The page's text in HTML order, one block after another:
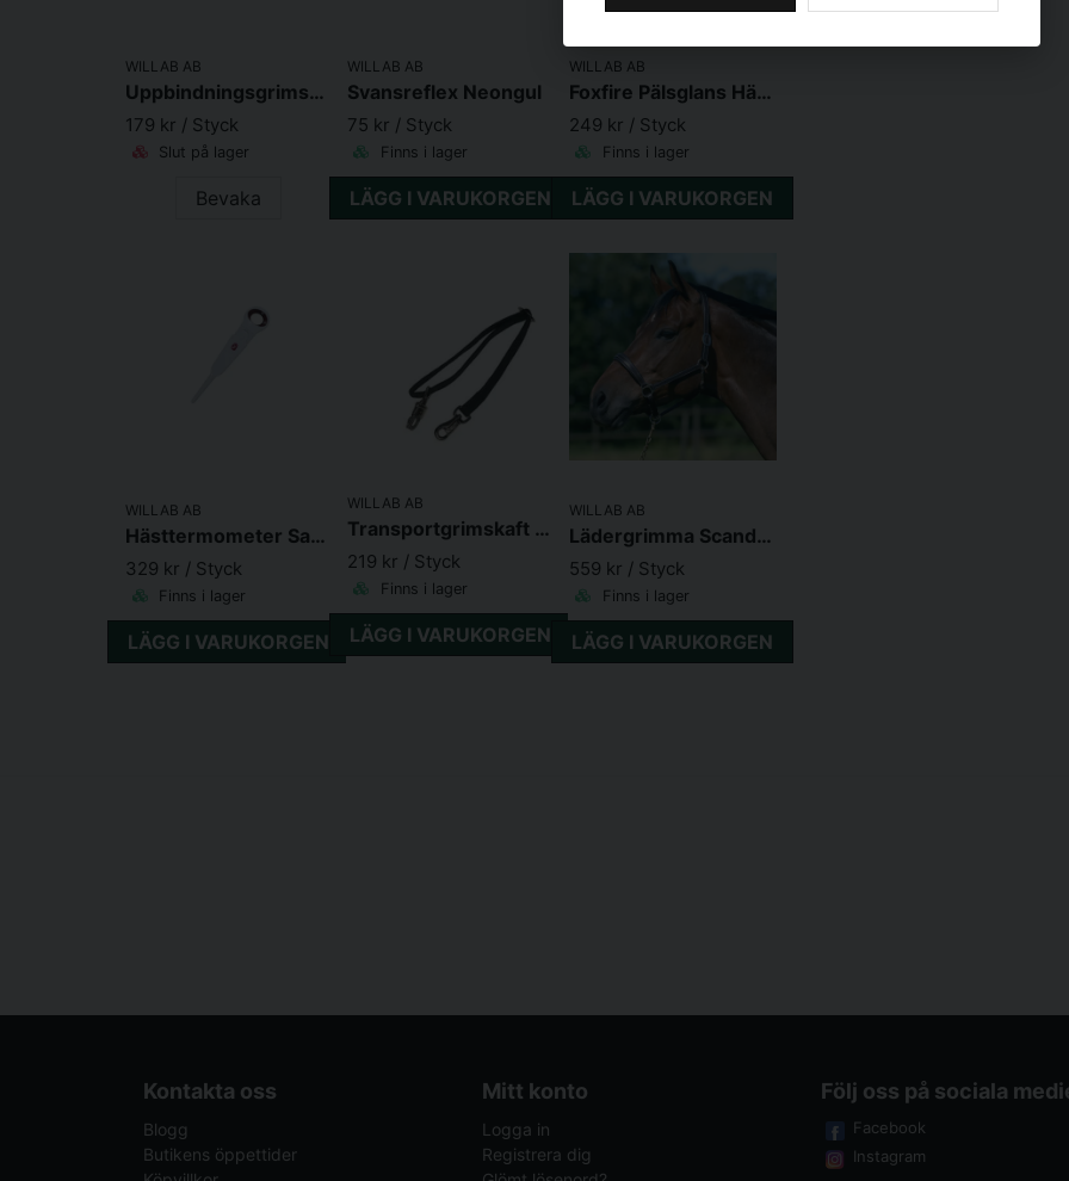
WILLAB AB
Uppbindningsgrimskaft Flexibel Blå 3-150cm
179 kr / Styck
Slut på lager
Bevaka
WILLAB AB
Svansreflex Neongul
75 kr / Styck
Finns i lager
LÄGG I VARUKORGEN
WILLAB AB
Foxfire Pälsglans Häst 1000ml
249 kr / Styck
Finns i lager
LÄGG I VARUKORGEN
WILLAB AB
Hästtermometer SafeHorse
329 kr / Styck
Finns i lager
LÄGG I VARUKORGEN
WILLAB AB
Transportgrimskaft Reglerbart m. panikhake Svart
219 kr / Styck
Finns i lager
LÄGG I VARUKORGEN
WILLAB AB
Lädergrimma Scandi Brun Cob
559 kr / Styck
Finns i lager
LÄGG I VARUKORGEN
Kontakta oss
Blogg
Butikens öppettider
Mitt konto
Logga in
Registrera dig
Följ oss på sociala
Facebook
Instagram